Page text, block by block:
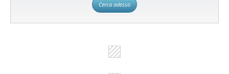
Cerca adesso